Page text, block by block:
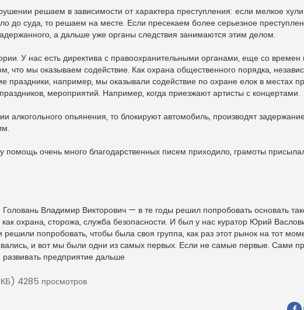
решаем в зависимости от характера преступления: если мелкое
до суда, то решаем на месте. Если пресекаем более серьезное
а дальше уже органы следствия занимаются этим делом.
У нас есть директива с правоохранительными органами, еще со времен
что мы оказываем содействие. Как охрана общественного порядка,
праздники, например, мы оказывали содействие по охране елок в местах
мероприятий. Например, когда приезжают артисты с концертами.
алкогольного опьянения, то блокируют автомобиль, производят
помощь очень много благодарственных писем приходило, грамоты
Владимир Викторович — в те годы решил попробовать основать
охрана, сторожа, служба безопасности. И был у нас куратор Юрий
попробовать, чтобы была своя группа, как раз этот рынок на тот
и вот мы были одни из самых первых. Если не самые первые. Сами
предприятие дальше
4285 просмотров